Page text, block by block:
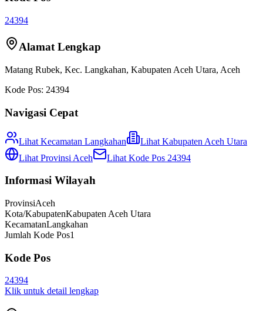
24394
Alamat Lengkap
Matang Rubek, Kec. Langkahan, Kabupaten Aceh Utara, Aceh
Kode Pos: 24394
Navigasi Cepat
Lihat Kecamatan Langkahan Lihat Kabupaten Aceh Utara
Lihat Provinsi Aceh Lihat Kode Pos 24394
Informasi Wilayah
ProvinsiAceh
Kota/KabupatenKabupaten Aceh Utara
KecamatanLangkahan
Jumlah Kode Pos1
Kode Pos
24394
Klik untuk detail lengkap